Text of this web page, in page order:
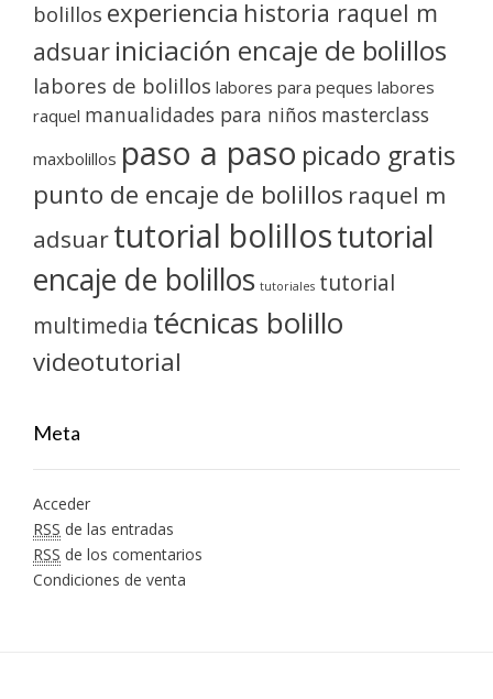
bolillos experiencia historia raquel m
adsuar iniciación encaje de bolillos
labores de bolillos labores para peques labores
raquel manualidades para niños masterclass
maxbolillos paso a paso picado gratis
punto de encaje de bolillos raquel m
adsuartutorial bolillostutorial
encaje de bolillos tutoriales tutorial
multimedia técnicas bolillo
videotutorial
Meta
Acceder
RSS de las entradas
RSS de los comentarios
Condiciones de venta